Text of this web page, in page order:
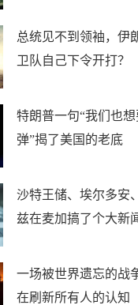
总统见不到领袖，伊
卫队自己下令开打？
特朗普一句“我们也想
弹”揭了美国的老底
沙特王储、埃尔多安
兹在麦加搞了个大新
一场被世界遗忘的战
在刷新所有人的认知